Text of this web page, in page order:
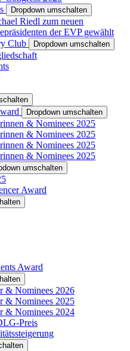
Dropdown umschalten
Riedl zum neuen
der EVP gewählt
Club
Dropdown umschalten
Dropdown umschalten
& Nominees 2025
& Nominees 2025
& Nominees 2025
& Nominees 2025
umschalten
Award
Award
& Nominees 2026
& Nominees 2025
& Nominees 2024
Preis